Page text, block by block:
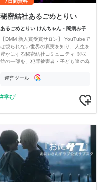
7日間無料
秘密結社あるごめとりい
あるごめとりい けんちゃん・闇病み子
【DMM 新人賞受賞サロン】 YouTubeで
は観られない世界の真実を知り、人生を
豊かにする秘密結社コミュニティ ※収
益の一部を、犯罪被害者・子ども達の為
す運営ツール
学び